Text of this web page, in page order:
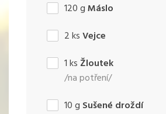
120gMáslo
2ksVejce
1ks Žloutek
/na potření/
10g Sušené droždí